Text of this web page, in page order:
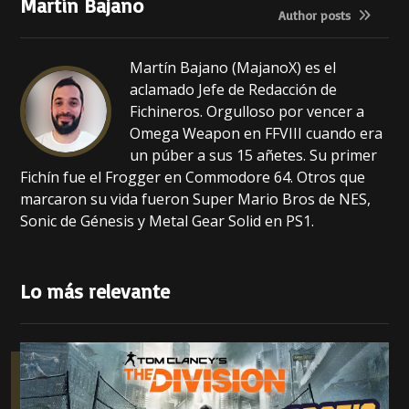
o
k
p Author posts
Martín Bajano (MajanoX) es el
aclamado Jefe de Redacción de
Fichineros. Orgulloso por vencer a
Omega Weapon en FFVIII cuando era
un púber a sus 15 añetes. Su primer
Fichín fue el Frogger en Commodore 64. Otros que
marcaron su vida fueron Super Mario Bros de NES,
Sonic de Génesis y Metal Gear Solid en PS1.
Lo más relevante